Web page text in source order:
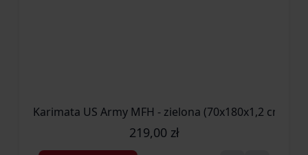
Karimata US Army MFH - zielona (70x180x1,2 cm)
219,00 zł